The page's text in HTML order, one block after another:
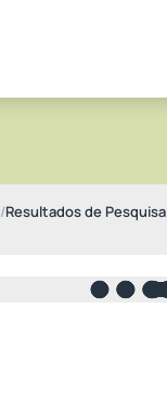
/Resultados de Pesquisa